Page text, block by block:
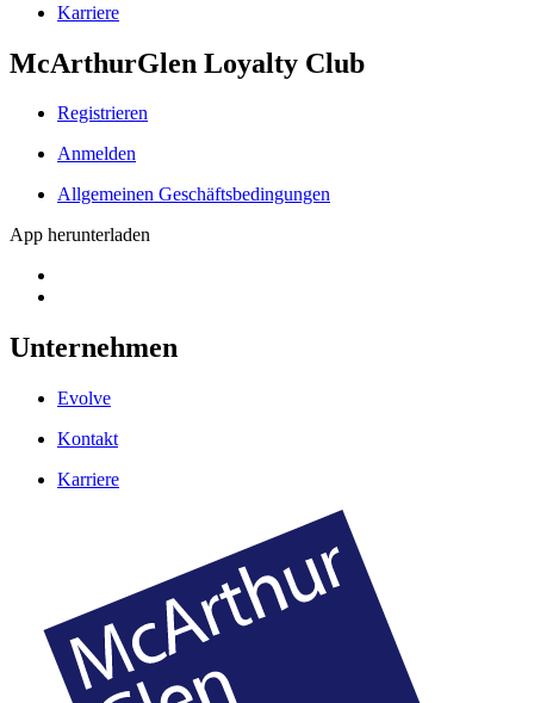
Karriere
McArthurGlen Loyalty Club
Registrieren
Anmelden
Allgemeinen Geschäftsbedingungen
App herunterladen
Unternehmen
Evolve
Kontakt
Karriere